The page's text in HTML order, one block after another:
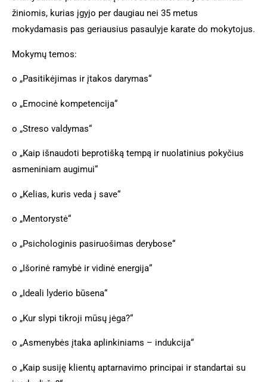
žiniomis, kurias įgyjo per daugiau nei 35 metus
mokydamasis pas geriausius pasaulyje karate do mokytojus.
Mokymų temos:
o „Pasitikėjimas ir įtakos darymas“
o „Emocinė kompetencija“
o „Streso valdymas“
o „Kaip išnaudoti beprotišką tempą ir nuolatinius pokyčius
asmeniniam augimui“
o „Kelias, kuris veda į save“
o „Mentorystė“
o „Psichologinis pasiruošimas derybose“
o „Išorinė ramybė ir vidinė energija“
o „Ideali lyderio būsena“
o „Kur slypi tikroji mūsų jėga?“
o „Asmenybės įtaka aplinkiniams – indukcija“
o „Kaip susiję klientų aptarnavimo principai ir standartai su